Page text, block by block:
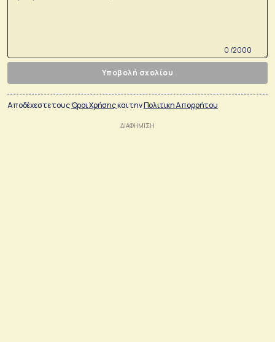
0 /2000
Υποβολή σχολίου
Αποδέχεστε τουςΌροι Χρήσηςκαι τηνΠολιτικη Απορρήτου